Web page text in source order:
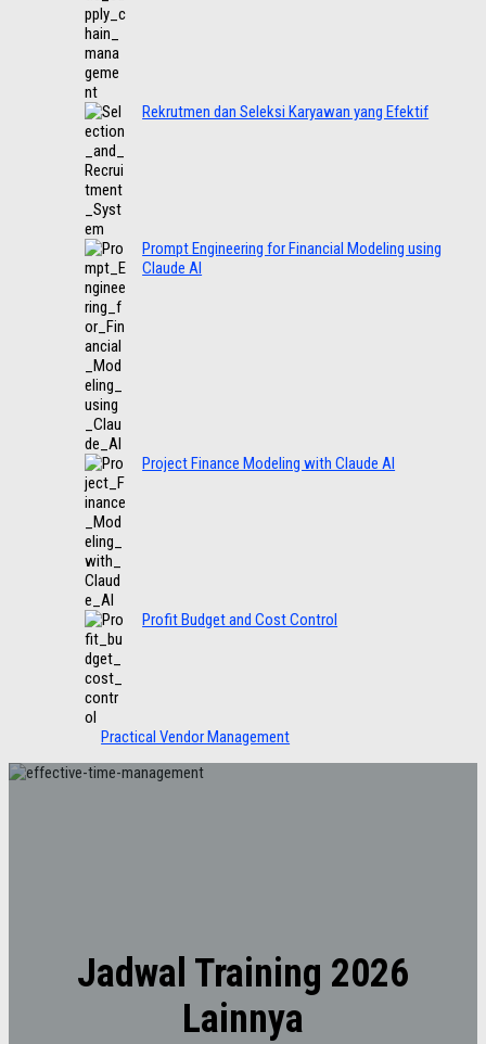
Rekrutmen dan Seleksi Karyawan yang Efektif
Prompt Engineering for Financial Modeling using
Claude AI
Project Finance Modeling with Claude AI
Profit Budget and Cost Control
Practical Vendor Management
Jadwal Training 2026
Lainnya